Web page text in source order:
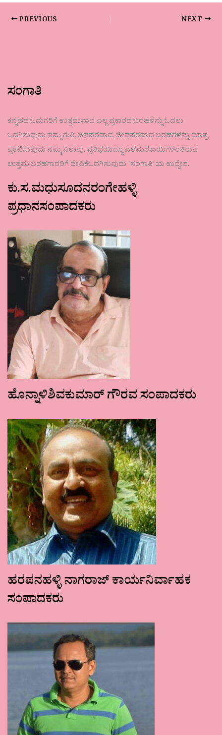
PREVIOUS NEXT
ಸಂಗಾತಿ
ಕನ್ನಡದ ಓದುಗರಿಗೆ ಉತ್ತಮವಾದ ಎಲ್ಲ ಪ್ರಕಾರದ ಬರಹಳನ್ನು ಓದಲು
ಒದಗಿಸುವುದು ನಮ್ಮ ಗುರಿ. ಜನಪರವಾದ, ಜೀವಪರವಾದ ಬರಹಗಳನ್ನು ಮಾತ್ರ
ಪ್ರಕಟಿಸುವುದು ನಮ್ಮ ನಿಲುವು. ಪ್ರತಿಭೆಯಿದ್ದೂ ಎಲೆಮರೆಕಾಯಿಗಳಂತಿರುವ
ಉತ್ತಮ ಬರಹಗಾರರಿಗೆ ವೇದಿಕೆಒದಗಿಸುವುದು ʼಸಂಗಾತಿʼಯ ಉದ್ದೇಶ.
ಕು.ಸ.ಮಧುಸೂದನರಂಗೇಹಳ್ಳಿ
ಪ್ರಧಾನಸಂಪಾದಕರು
ಹೊನ್ನಾಳಿಶಿವಕುಮಾರ್ ಗೌರವ ಸಂಪಾದಕರು
ಹರಪನಹಳ್ಳಿ ನಾಗರಾಜ್ ಕಾರ್ಯನಿರ್ವಾಹಕ
ಸಂಪಾದಕರು